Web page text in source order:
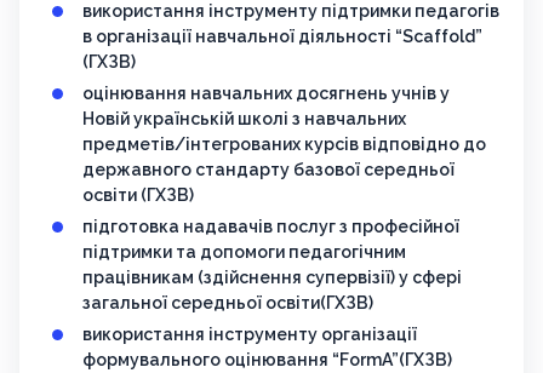
використання інструменту підтримки педагогів
в організації навчальної діяльності “Scaffold”
(ГХЗВ)
оцінювання навчальних досягнень учнів у
Новій українській школі з навчальних
предметів/інтегрованих курсів відповідно до
державного стандарту базової середньої
освіти (ГХЗВ)
підготовка надавачів послуг з професійної
підтримки та допомоги педагогічним
працівникам (здійснення супервізії) у сфері
загальної середньої освіти(ГХЗВ)
використання інструменту організації
формувального оцінювання “FormA”(ГХЗВ)